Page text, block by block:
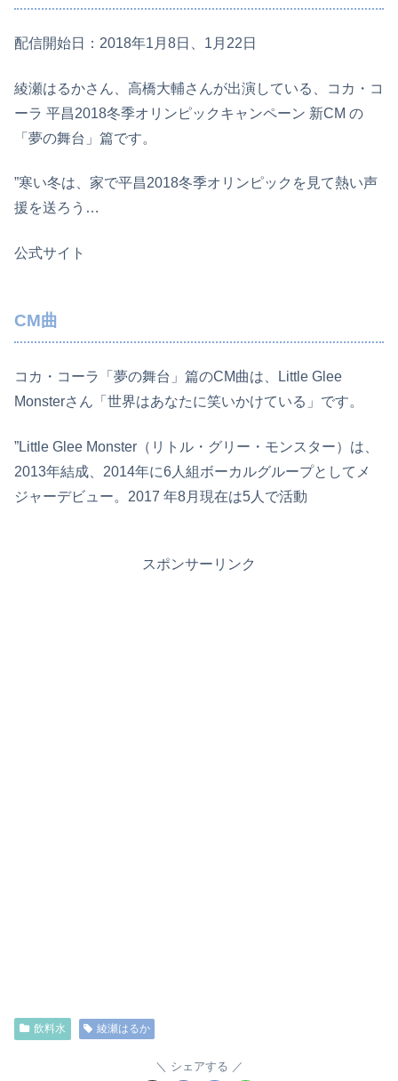
配信開始日：2018年1月8日、1月22日
綾瀬はるかさん、高橋大輔さんが出演している、コカ・コ
ーラ 平昌2018冬季オリンピックキャンペーン 新CM の
「夢の舞台」篇です。
”寒い冬は、家で平昌2018冬季オリンピックを見て熱い声
援を送ろう…
公式サイト
CM曲
コカ・コーラ「夢の舞台」篇のCM曲は、Little Glee
Monsterさん「世界はあなたに笑いかけている」です。
”Little Glee Monster（リトル・グリー・モンスター）は、
2013年結成、2014年に6人組ボーカルグループとしてメ
ジャーデビュー。2017 年8月現在は5人で活動
スポンサーリンク
飲料水 綾瀬はるか
シェアする